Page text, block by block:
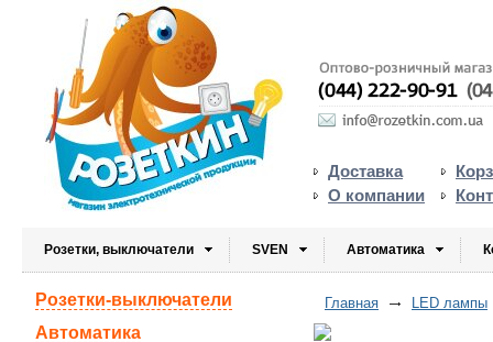
Доставка
О компании
Розетки, выключатели SVEN Автоматика
Главная LED лампы
Розетки-выключатели
Автоматика